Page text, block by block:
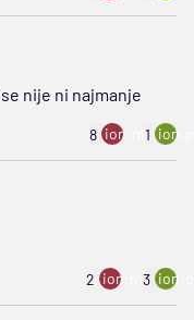
nije ni najmanje
8 ion:minus
1
2 ion:minus
3